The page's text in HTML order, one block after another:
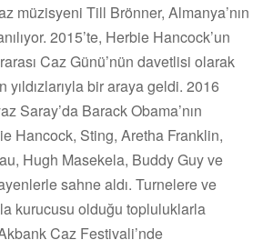
müzisyeni Till Brönner, Almanya’nın
2015’te, Herbie Hancock’un
Caz Günü’nün davetlisi olarak
yıldızlarıyla bir araya geldi. 2016
Saray’da Barack Obama’nın
Hancock, Sting, Aretha Franklin,
Hugh Masekela, Buddy Guy ve
sahne aldı. Turnelere ve
kurucusu olduğu topluluklarla
Caz Festivali’nde